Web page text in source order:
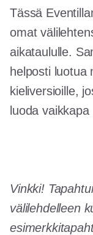
Tässä
omat
aikataululle.
helposti luotua
kieliversioille,
luoda
Vinkki!
välilehdelleen